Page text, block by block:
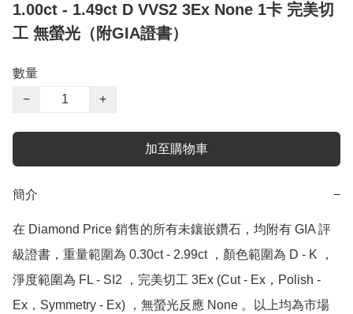
1.00ct - 1.49ct D VVS2 3Ex None 1卡 完美切
工 無螢光（附GIA證書）
數量
−
+
加至購物車
簡介 −
在 Diamond Price 銷售的所有未鑲嵌鑽石，均附有 GIA 評
級證書，重量範圍為 0.30ct - 2.99ct ，顏色範圍為 D - K ，
淨度範圍為 FL - SI2 ，完美切工 3Ex (Cut - Ex，Polish -
Ex，Symmetry - Ex) ，無螢光反應 None 。以上均為市場